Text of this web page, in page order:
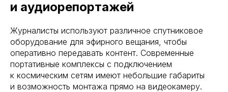
и аудиорепортажей
Журналисты используют различное спутниковое
оборудование для эфирного вещания, чтобы
оперативно передавать контент. Современные
портативные комплексы с подключением
к космическим сетям имеют небольшие габариты
и возможность монтажа прямо на видеокамеру.